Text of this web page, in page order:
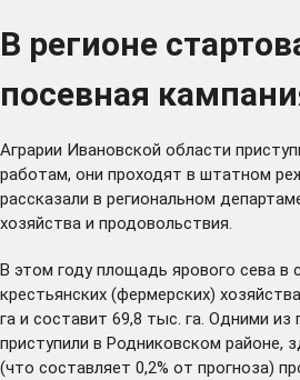
В регионе
посевная
Аграрии Ивановской области
работам, они проходят в штатном
рассказали в региональном
хозяйства и продовольствия.
В этом году площадь ярового сева в
крестьянских (фермерских)
га и составит 69,8 тыс. га. Одними из
приступили в Родниковском районе,
(что составляет 0,2% от прогноза)